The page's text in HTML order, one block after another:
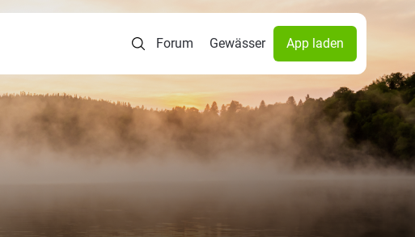
Forum Gewässer App laden